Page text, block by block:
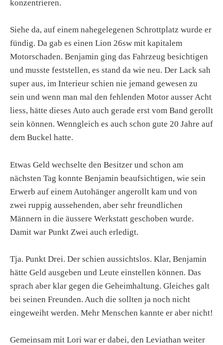
konzentrieren.
Siehe da, auf einem nahegelegenen Schrottplatz wurde er
fündig. Da gab es einen Lion 26sw mit kapitalem
Motorschaden. Benjamin ging das Fahrzeug besichtigen
und musste feststellen, es stand da wie neu. Der Lack sah
super aus, im Interieur schien nie jemand gewesen zu
sein und wenn man mal den fehlenden Motor ausser Acht
liess, hätte dieses Auto auch gerade erst vom Band gerollt
sein können. Wenngleich es auch schon gute 20 Jahre auf
dem Buckel hatte.
Etwas Geld wechselte den Besitzer und schon am
nächsten Tag konnte Benjamin beaufsichtigen, wie sein
Erwerb auf einem Autohänger angerollt kam und von
zwei ruppig aussehenden, aber sehr freundlichen
Männern in die äussere Werkstatt geschoben wurde.
Damit war Punkt Zwei auch erledigt.
Tja. Punkt Drei. Der schien aussichtslos. Klar, Benjamin
hätte Geld ausgeben und Leute einstellen können. Das
sprach aber klar gegen die Geheimhaltung. Gleiches galt
bei seinen Freunden. Auch die sollten ja noch nicht
eingeweiht werden. Mehr Menschen kannte er aber nicht!
Gemeinsam mit Lori war er dabei, den Leviathan weiter